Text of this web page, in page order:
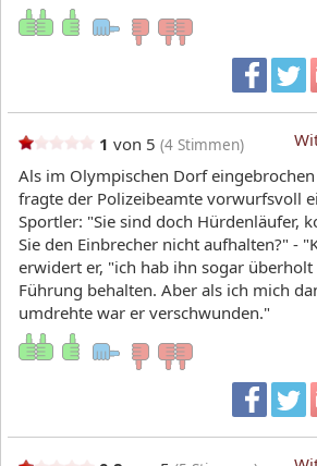
1 von 5 (4 Stimmen)
Als im Olympischen Dorf
fragte der Polizeibeamte vorwurfsvoll
Sportler: "Sie sind doch Hürdenläufer,
Sie den Einbrecher nicht aufhalten?" -
erwidert er, "ich hab ihn sogar
Führung behalten. Aber als ich mich
umdrehte war er verschwunden."